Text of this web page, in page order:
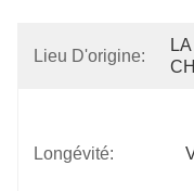
Lieu D'origine:
LA
Longévité: